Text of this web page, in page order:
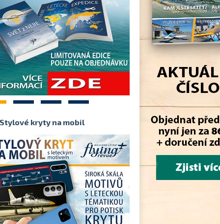
2 3 4
Stylové kryty na mobil